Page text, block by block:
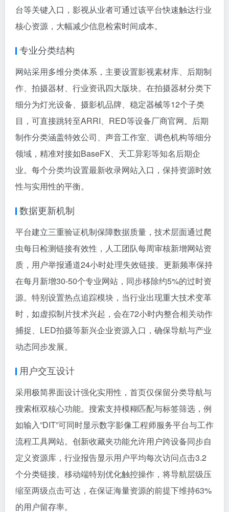
台等关键入口，影视从业者可通过该平台快速触达行业
核心资源，大幅减少信息检索时间成本。
专业分类结构
网站采用多维分类体系，主要设置影视素材库、后期制
作、拍摄器材、行业资讯四大版块。在拍摄器材分类下
细分为灯光设备、摄影机品牌、稳定器械等12个子类
目，可直接跳转至ARRI、RED等设备厂商官网。后期
制作分类涵盖特效公司、声音工作室、调色机构等细分
领域，精准对接如BaseFX、天工异彩等知名后期企
业。每个分类均设置最新收录网站入口，保持资源时效
性与实用性的平衡。
数据更新机制
平台建立三重验证机制保障数据质量，技术层面通过爬
虫每日检测链接有效性，人工团队每周审核新增网站资
质，用户举报通道24小时处理失效链接。更新频率保持
在每月新增30-50个专业网站，同步移除约5%的过时资
源。特别设置热点追踪模块，当行业出现重大技术变革
时，如虚拟制片技术兴起，会在72小时内整合相关动作
捕捉、LED拍摄等新兴企业资源入口，确保导航与产业
动态同步发展。
用户交互设计
采用极简界面设计强化实用性，首页仅保留分类导航与
搜索框双核心功能。搜索支持模糊匹配与标签筛选，例
如输入”DIT”可同时显示数字影像工程师服务平台与工作
流程工具网站。创新收藏夹功能允许用户跨设备同步自
定义资源库，行业报告显示用户平均每次访问点击3.2
个分类链接。移动端特别优化触控操作，将导航层级压
缩至两级点击可达，在保证海量资源的前提下维持63%
的用户留存率。